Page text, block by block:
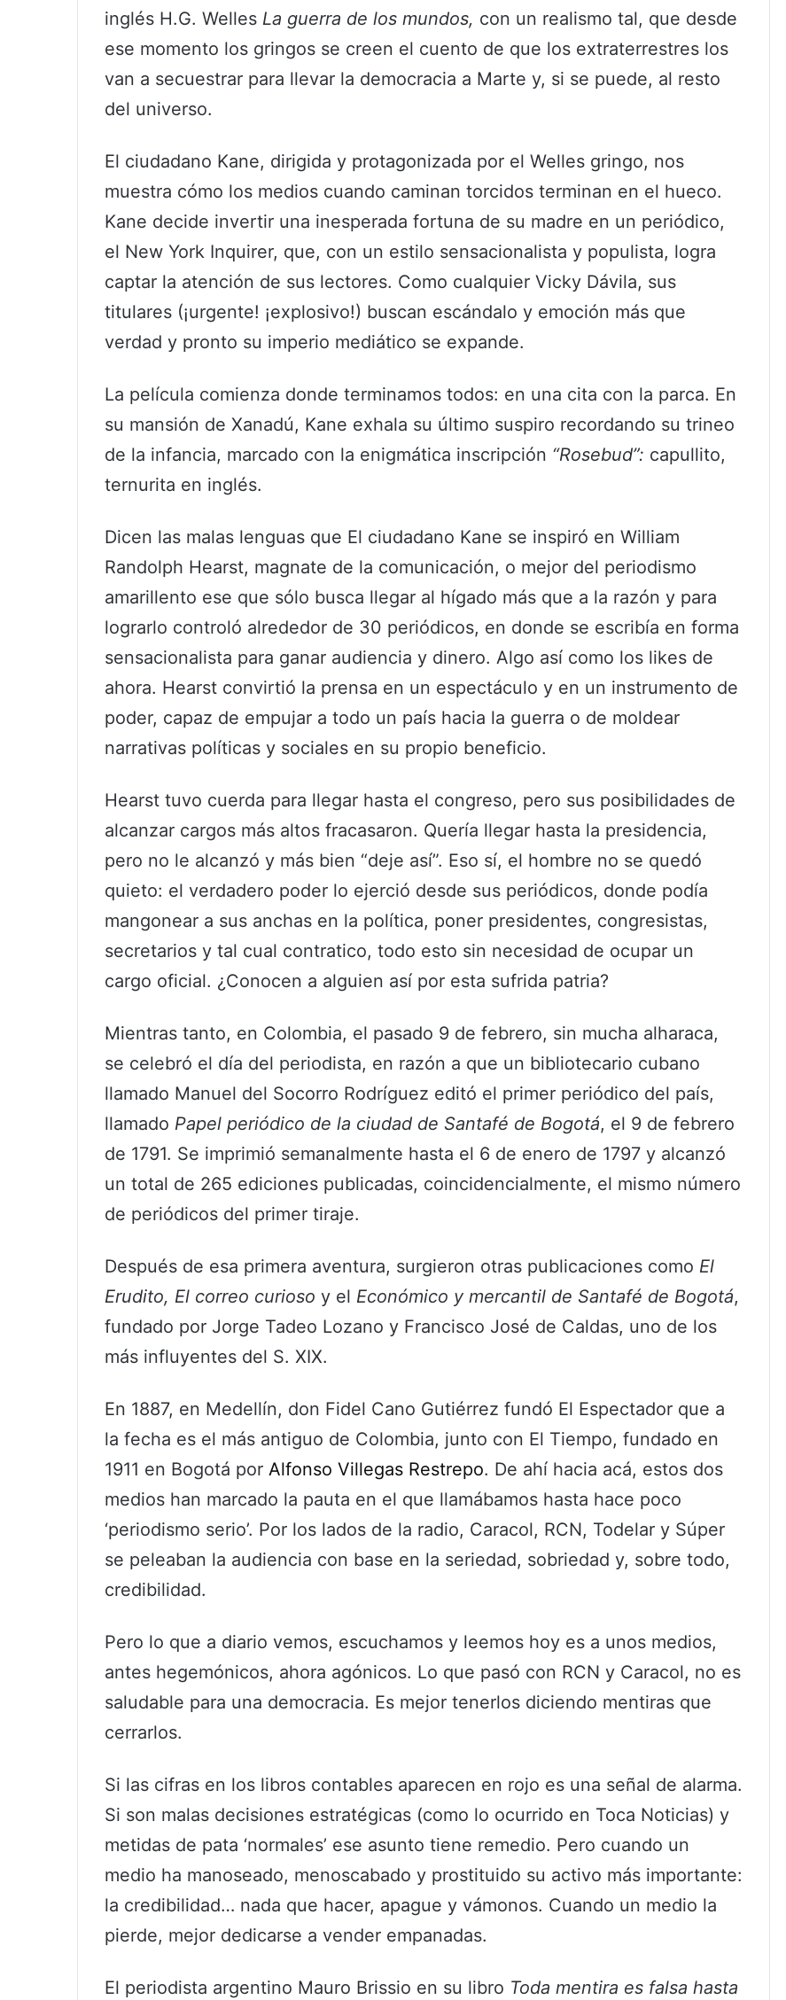
inglés H.G. Welles La guerra de los mundos, con un realismo tal, que desde
ese momento los gringos se creen el cuento de que los extraterrestres los
van a secuestrar para llevar la democracia a Marte y, si se puede, al resto
del universo.
El ciudadano Kane, dirigida y protagonizada por el Welles gringo, nos
muestra cómo los medios cuando caminan torcidos terminan en el hueco.
Kane decide invertir una inesperada fortuna de su madre en un periódico,
el New York Inquirer, que, con un estilo sensacionalista y populista, logra
captar la atención de sus lectores. Como cualquier Vicky Dávila, sus
titulares (¡urgente! ¡explosivo!) buscan escándalo y emoción más que
verdad y pronto su imperio mediático se expande.
La película comienza donde terminamos todos: en una cita con la parca. En
su mansión de Xanadú, Kane exhala su último suspiro recordando su trineo
de la infancia, marcado con la enigmática inscripción “Rosebud”: capullito,
ternurita en inglés.
Dicen las malas lenguas que El ciudadano Kane se inspiró en William
Randolph Hearst, magnate de la comunicación, o mejor del periodismo
amarillento ese que sólo busca llegar al hígado más que a la razón y para
lograrlo controló alrededor de 30 periódicos, en donde se escribía en forma
sensacionalista para ganar audiencia y dinero. Algo así como los likes de
ahora. Hearst convirtió la prensa en un espectáculo y en un instrumento de
poder, capaz de empujar a todo un país hacia la guerra o de moldear
narrativas políticas y sociales en su propio beneficio.
Hearst tuvo cuerda para llegar hasta el congreso, pero sus posibilidades de
alcanzar cargos más altos fracasaron. Quería llegar hasta la presidencia,
pero no le alcanzó y más bien “deje así”. Eso sí, el hombre no se quedó
quieto: el verdadero poder lo ejerció desde sus periódicos, donde podía
mangonear a sus anchas en la política, poner presidentes, congresistas,
secretarios y tal cual contratico, todo esto sin necesidad de ocupar un
cargo oficial. ¿Conocen a alguien así por esta sufrida patria?
Mientras tanto, en Colombia, el pasado 9 de febrero, sin mucha alharaca,
se celebró el día del periodista, en razón a que un bibliotecario cubano
llamado Manuel del Socorro Rodríguez editó el primer periódico del país,
llamado Papel periódico de la ciudad de Santafé de Bogotá, el 9 de febrero
de 1791. Se imprimió semanalmente hasta el 6 de enero de 1797 y alcanzó
un total de 265 ediciones publicadas, coincidencialmente, el mismo número
de periódicos del primer tiraje.
Después de esa primera aventura, surgieron otras publicaciones como El
Erudito, El correo curioso y el Económico y mercantil de Santafé de Bogotá,
fundado por Jorge Tadeo Lozano y Francisco José de Caldas, uno de los
más influyentes del S. XIX.
En 1887, en Medellín, don Fidel Cano Gutiérrez fundó El Espectador que a
la fecha es el más antiguo de Colombia, junto con El Tiempo, fundado en
1911 en Bogotá por Alfonso Villegas Restrepo. De ahí hacia acá, estos dos
medios han marcado la pauta en el que llamábamos hasta hace poco
‘periodismo serio’. Por los lados de la radio, Caracol, RCN, Todelar y Súper
se peleaban la audiencia con base en la seriedad, sobriedad y, sobre todo,
credibilidad.
Pero lo que a diario vemos, escuchamos y leemos hoy es a unos medios,
antes hegemónicos, ahora agónicos. Lo que pasó con RCN y Caracol, no es
saludable para una democracia. Es mejor tenerlos diciendo mentiras que
cerrarlos.
Si las cifras en los libros contables aparecen en rojo es una señal de alarma.
Si son malas decisiones estratégicas (como lo ocurrido en Toca Noticias) y
metidas de pata ‘normales’ ese asunto tiene remedio. Pero cuando un
medio ha manoseado, menoscabado y prostituido su activo más importante:
la credibilidad… nada que hacer, apague y vámonos. Cuando un medio la
pierde, mejor dedicarse a vender empanadas.
El periodista argentino Mauro Brissio en su libro Toda mentira es falsa hasta